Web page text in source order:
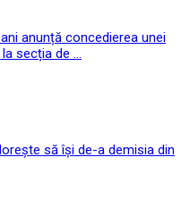
anunță concedierea unei
secția de ...
să își de-a demisia din